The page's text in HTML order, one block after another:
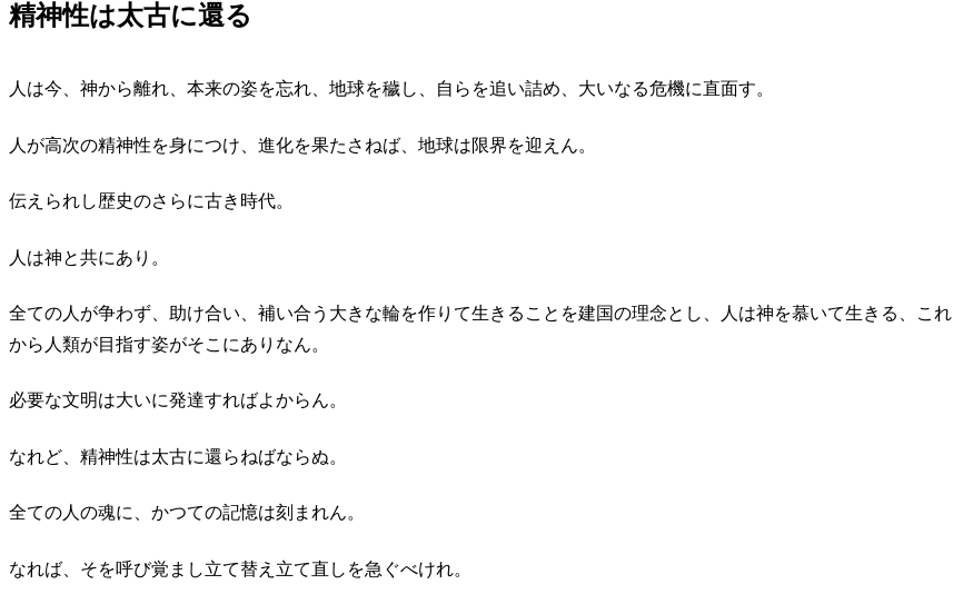
精神性は太古に還る
人は今、神から離れ、本来の姿を忘れ、地球を穢し、自らを追い詰め、大いなる危機に直面す。
人が高次の精神性を身につけ、進化を果たさねば、地球は限界を迎えん。
伝えられし歴史のさらに古き時代。
人は神と共にあり。
全ての人が争わず、助け合い、補い合う大きな輪を作りて生きることを建国の理念とし、人は神を慕いて生きる、これ
から人類が目指す姿がそこにありなん。
必要な文明は大いに発達すればよからん。
なれど、精神性は太古に還らねばならぬ。
全ての人の魂に、かつての記憶は刻まれん。
なれば、そを呼び覚まし立て替え立て直しを急ぐべけれ。